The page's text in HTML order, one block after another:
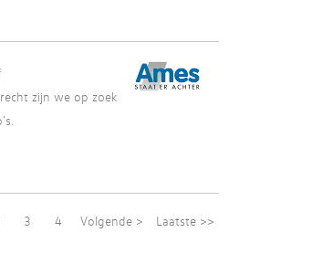
zijn we op zoek
3 4 Volgende > Laatste >>